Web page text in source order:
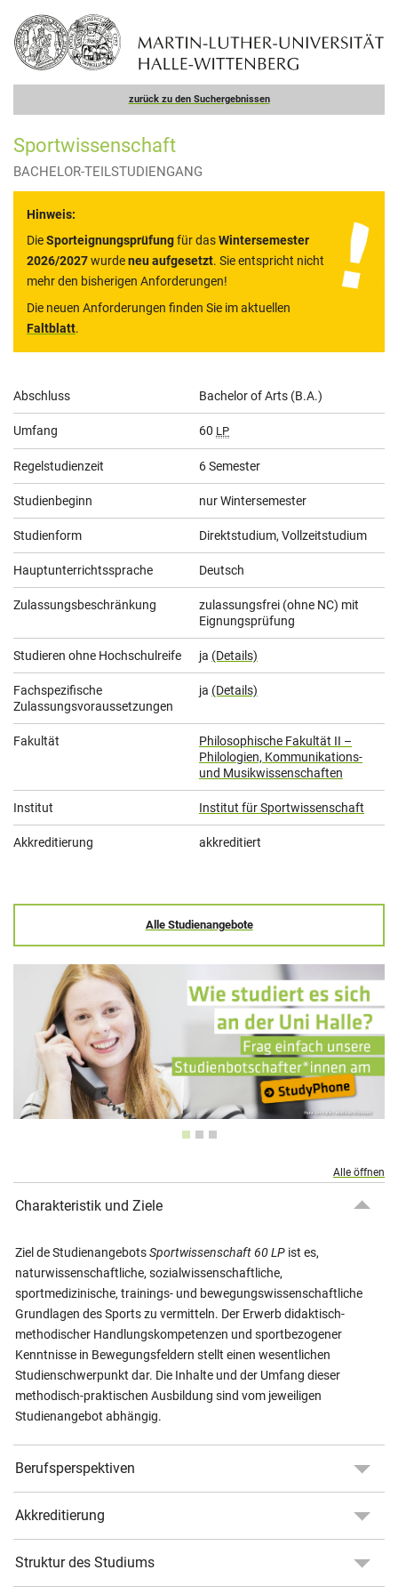
zurück zu den Suchergebnissen
Sportwissenschaft
BACHELOR-TEILSTUDIENGANG
Hinweis:
DieSporteignungsprüfungfür dasWintersemester
2026/2027wurdeneu aufgesetzt. Sie entspricht nicht
mehr den bisherigen Anforderungen!
Die neuen Anforderungen finden Sie im aktuellen
Faltblatt.
Allgemeine
Informationen
Abschluss Bachelor of Arts (B.A.)
Umfang 60 LP
Regelstudienzeit 6 Semester
Studienbeginn nur Wintersemester
Studienform Direktstudium, Vollzeitstudium
Hauptunterrichtssprache Deutsch
Zulassungsbeschränkung
zulassungsfrei (ohne NC) mit
Eignungsprüfung
Studieren ohne Hochschulreife ja (Details)
Fachspezifische
Zulassungsvoraussetzungen
ja (Details)
Fakultät
Philosophische Fakultät II –
Philologien, Kommunikations-
und Musikwissenschaften
Institut Institut für Sportwissenschaft
Akkreditierung akkreditiert
Alle Studienangebote
Alle öffnen
Charakteristik und Ziele
Ziel de StudienangebotsSportwissenschaft 60 LP ist es,
naturwissenschaftliche, sozialwissenschaftliche,
sportmedizinische, trainings- und bewegungswissenschaftliche
Grundlagen des Sports zu vermitteln. Der Erwerb didaktisch-
methodischer Handlungskompetenzen und sportbezogener
Kenntnisse in Bewegungsfeldern stellt einen wesentlichen
Studienschwerpunkt dar. Die Inhalte und der Umfang dieser
methodisch-praktischen Ausbildung sind vom jeweiligen
Studienangebot abhängig.
Berufsperspektiven
Akkreditierung
Struktur des Studiums